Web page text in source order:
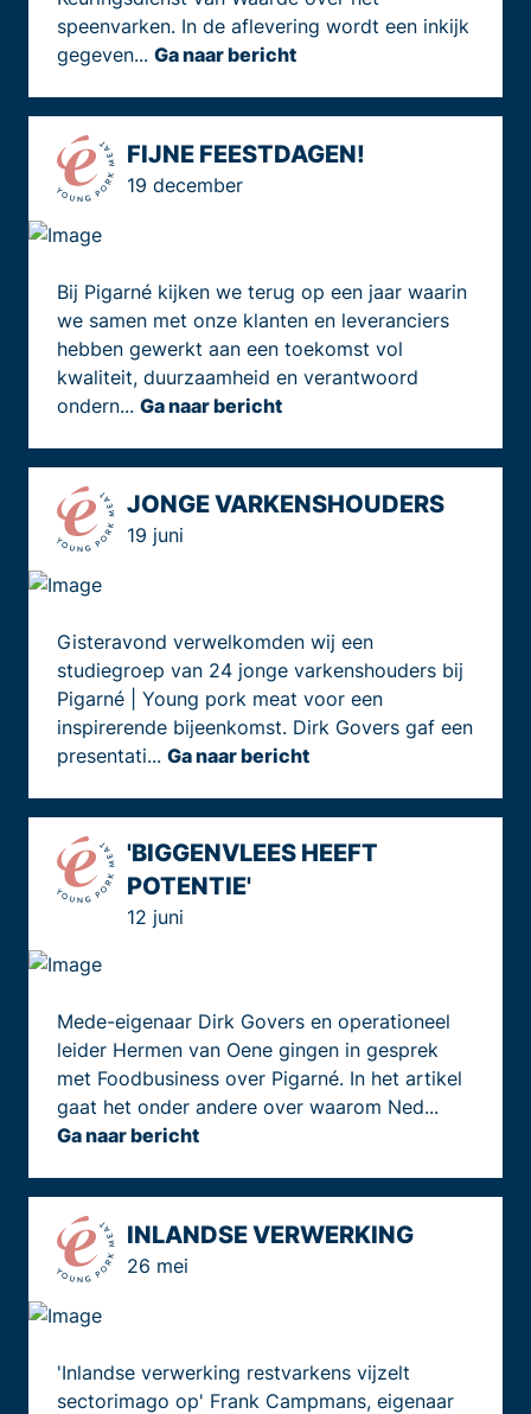
speenvarken. In de aflevering wordt een inkijk
gegeven... Ga naar bericht
FIJNE FEESTDAGEN!
19 december
Bij Pigarné kijken we terug op een jaar waarin
we samen met onze klanten en leveranciers
hebben gewerkt aan een toekomst vol
kwaliteit, duurzaamheid en verantwoord
ondern... Ga naar bericht
JONGE VARKENSHOUDERS
19 juni
Gisteravond verwelkomden wij een
studiegroep van 24 jonge varkenshouders bij
Pigarné | Young pork meat voor een
inspirerende bijeenkomst. Dirk Govers gaf een
presentati... Ga naar bericht
'BIGGENVLEES HEEFT
POTENTIE'
12 juni
Mede-eigenaar Dirk Govers en operationeel
leider Hermen van Oene gingen in gesprek
met Foodbusiness over Pigarné. In het artikel
gaat het onder andere over waarom Ned...
Ga naar bericht
INLANDSE VERWERKING
26 mei
'Inlandse verwerking restvarkens vijzelt
sectorimago op' Frank Campmans, eigenaar